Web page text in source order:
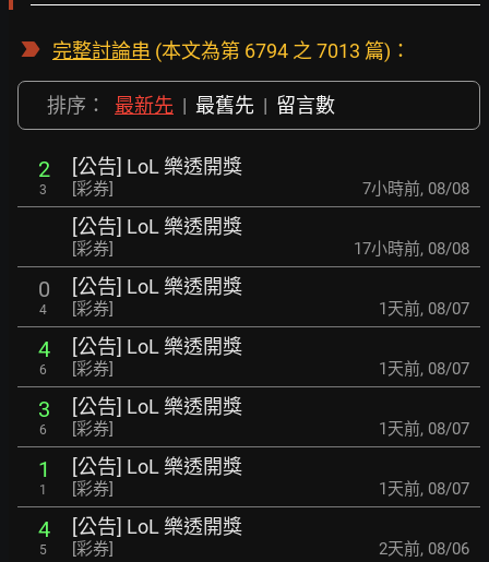
完整討論串 (本文為第 6794 之 7013 篇)：
排序： 最新先 | 最舊先 | 留言數
2
3
[公告] LoL 樂透開獎
[彩券] 7小時前, 08/08
[公告] LoL 樂透開獎
[彩券] 17小時前, 08/08
0
4
[公告] LoL 樂透開獎
[彩券] 1天前, 08/07
4
6
[公告] LoL 樂透開獎
[彩券] 1天前, 08/07
3
6
[公告] LoL 樂透開獎
[彩券] 1天前, 08/07
1
1
[公告] LoL 樂透開獎
[彩券] 1天前, 08/07
4
5
[公告] LoL 樂透開獎
[彩券] 2天前, 08/06